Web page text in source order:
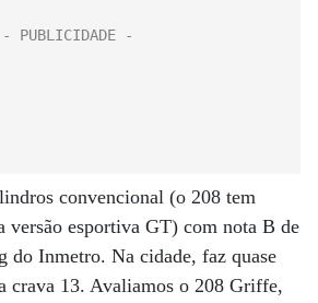
convencional (o 208 tem
versão esportiva GT) com nota B de
do Inmetro. Na cidade, faz quase
crava 13. Avaliamos o 208 Griffe,